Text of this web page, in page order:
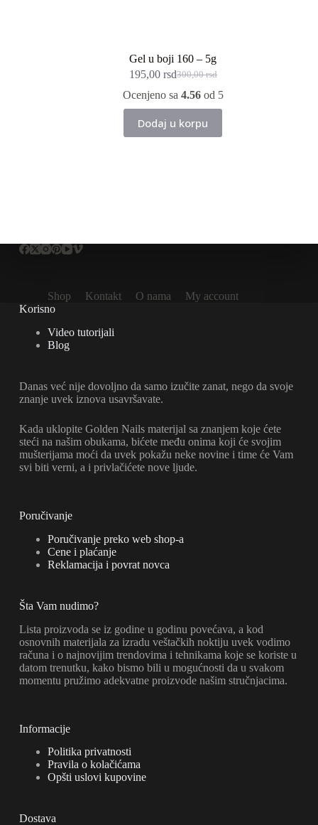
Gel u boji 160 – 5g
300,00rsd
Originalna
cena
bila:
300,00 rsd.
195,00 rsdTrenutna
cena
195,00 rsd.
Ocenjeno sa 4.56od 5
Dodaj u korpu
Shop Kontakt O nama
My account
Korisno
Video tutorijali
Blog
Danas već nije dovoljno da samo izučite zanat, nego da svoje
znanje uvek iznova usavršavate.
Kada uklopite Golden Nails materijal sa znanjem koje ćete
steći na našim obukama, bićete među onima koji će svojim
mušterijama moći da uvek pokažu neke novine i time će Vam
svi biti verni, a i privlačićete nove ljude.
Poručivanje
Poručivanje preko web shop-a
Cene i plaćanje
Reklamacija i povrat novca
Šta Vam nudimo?
Lista proizvoda se iz godine u godinu povećava, a kod
osnovnih materijala za izradu veštačkih noktiju uvek vodimo
računa i o najnovijim trendovima i tehnikama koje se koriste u
datom trenutku, kako bismo bili u mogućnosti da u svakom
momentu pružimo adekvatne proizvode našim stručnjacima.
Informacije
Politika privatnosti
Pravila o kolačićama
Opšti uslovi kupovine
Dostava